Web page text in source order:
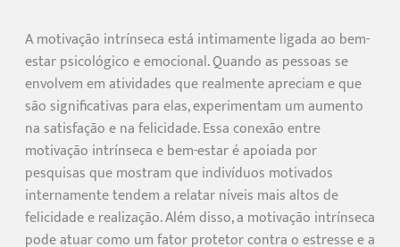
A motivação intrínseca está intimamente ligada ao bem-
estar psicológico e emocional. Quando as pessoas se
envolvem em atividades que realmente apreciam e que
são significativas para elas, experimentam um aumento
na satisfação e na felicidade. Essa conexão entre
motivação intrínseca e bem-estar é apoiada por
pesquisas que mostram que indivíduos motivados
internamente tendem a relatar níveis mais altos de
felicidade e realização. Além disso, a motivação intrínseca
pode atuar como um fator protetor contra o estresse e a